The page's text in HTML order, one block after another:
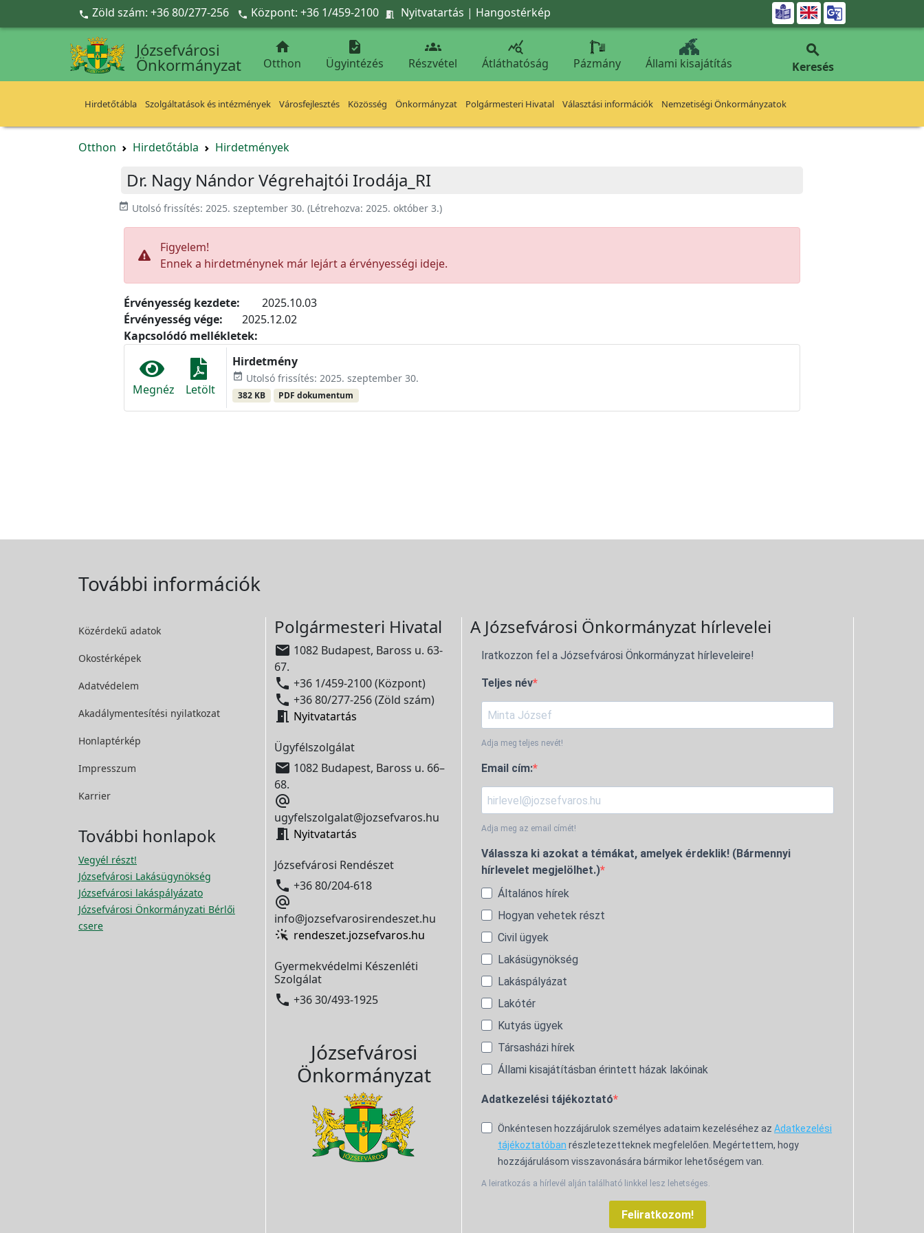
Ugrás a fő tartalomra
 Zöld szám: +36 80/277-256  Központ: +36 1/459-2100  Nyitvatartás | Hangostérkép 
Józsefvárosi
Önkormányzat

Otthon

Ügyintézés

Részvétel

Átláthatóság Pázmány Állami kisajátítás

Keresés
Hirdetőtábla Szolgáltatások és intézmények Városfejlesztés Közösség Önkormányzat Polgármesteri Hivatal Választási információk Nemzetiségi Önkormányzatok
Otthon Hirdetőtábla Hirdetmények
Dr. Nagy Nándor Végrehajtói Irodája_RI
event_available Utolsó frissítés: 2025. szeptember 30. (Létrehozva: 2025. október 3.)
Figyelem!
Ennek a hirdetménynek már lejárt a érvényességi ideje.
Érvényesség kezdete:
2025.10.03
Érvényesség vége:
2025.12.02
Kapcsolódó mellékletek:
Megnéz Letölt
Hirdetmény
event_available Utolsó frissítés: 2025. szeptember 30.
382 KB PDF dokumentum
További információk
Közérdekű adatok
Okostérképek
Adatvédelem
Akadálymentesítési nyilatkozat
Honlaptérkép
Impresszum
Karrier
További honlapok
Vegyél részt!
Józsefvárosi Lakásügynökség
Józsefvárosi lakáspályázato
Józsefvárosi Önkormányzati Bérlői
csere
Polgármesteri Hivatal
 1082 Budapest, Baross u. 63-
67.
 +36 1/459-2100 (Központ)
 +36 80/277-256 (Zöld szám)
 Nyitvatartás
Ügyfélszolgálat
 1082 Budapest, Baross u. 66–
68.

ugyfelszolgalat@jozsefvaros.hu
 Nyitvatartás
Józsefvárosi Rendészet
 +36 80/204-618

info@jozsefvarosirendeszet.hu
rendeszet.jozsefvaros.hu
Gyermekvédelmi Készenléti
Szolgálat
 +36 30/493-1925
Józsefvárosi
Önkormányzat
A Józsefvárosi Önkormányzat hírlevelei
Iratkozzon fel a Józsefvárosi Önkormányzat hírleveleire!
Teljes név
Adja meg teljes nevét!
Email cím:
Adja meg az email címét!
Válassza ki azokat a témákat, amelyek érdeklik! (Bármennyi
hírlevelet megjelölhet.)
Általános hírek
Hogyan vehetek részt
Civil ügyek
Lakásügynökség
Lakáspályázat
Lakótér
Kutyás ügyek
Társasházi hírek
Állami kisajátításban érintett házak lakóinak
Adatkezelési tájékoztató
Önkéntesen hozzájárulok személyes adataim kezeléséhez az Adatkezelési
tájékoztatóban részletezetteknek megfelelően. Megértettem, hogy
hozzájárulásom visszavonására bármikor lehetőségem van.
A leiratkozás a hírlevél alján található linkkel lesz lehetséges.
Feliratkozom!